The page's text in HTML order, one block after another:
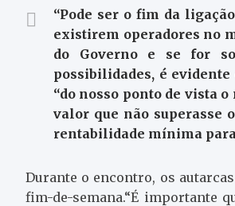
“Pode ser o fim da
existirem operadores no
do Governo e se for
possibilidades, é
“do nosso ponto de vista
valor que não superasse
rentabilidade mínima para
Durante o encontro, os
fim-de-semana.“É importante